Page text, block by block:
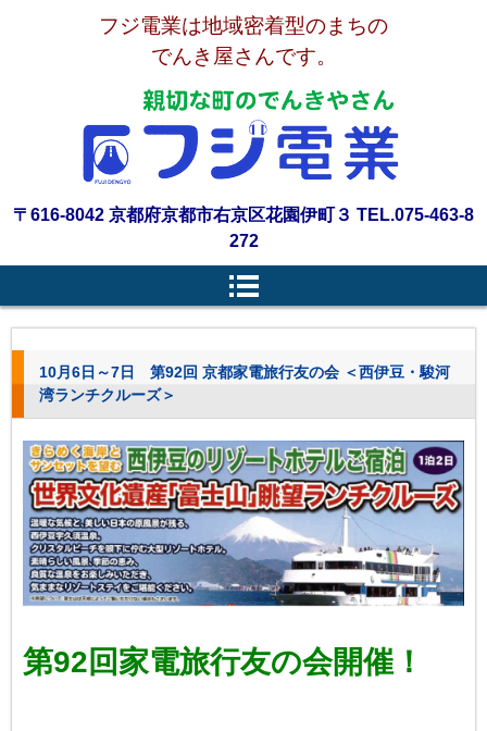
フジ電業は地域密着型のまちの
でんき屋さんです。
〒616-8042 京都府京都市右京区花園伊町３ TEL.075-463-8
272
10月6日～7日 第92回 京都家電旅行友の会 ＜西伊豆・駿河
湾ランチクルーズ＞
第92回家電旅行友の会開催！